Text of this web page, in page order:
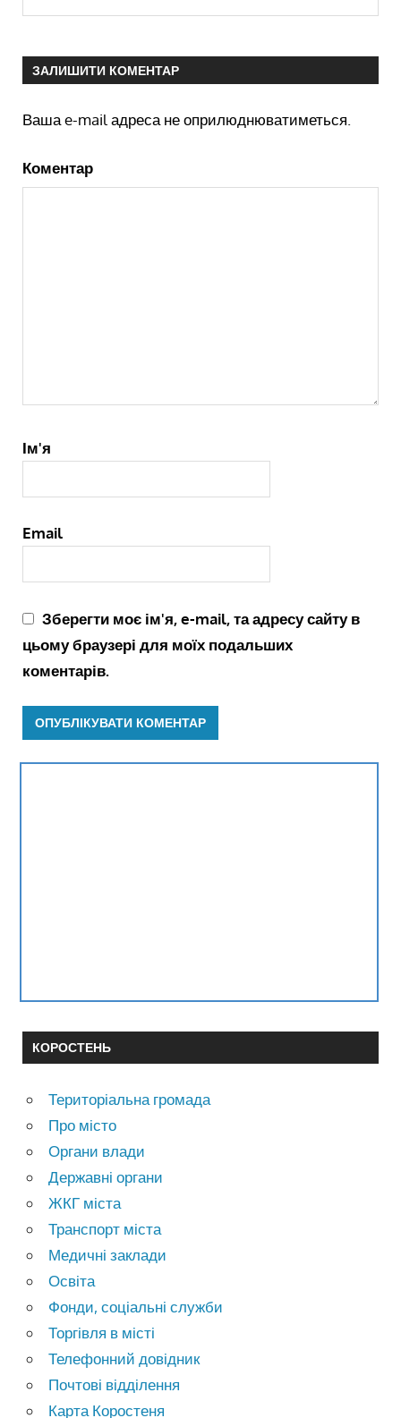
ЗАЛИШИТИ КОМЕНТАР
Ваша e-mail адреса не оприлюднюватиметься.
Коментар
Ім'я
Email
Зберегти моє ім'я, e-mail, та адресу сайту в
цьому браузері для моїх подальших
коментарів.
КОРОСТЕНЬ
Територіальна громада
Про місто
Органи влади
Державні органи
ЖКГ міста
Транспорт міста
Медичні заклади
Освіта
Фонди, соціальні служби
Торгівля в місті
Телефонний довідник
Почтові відділення
Карта Коростеня